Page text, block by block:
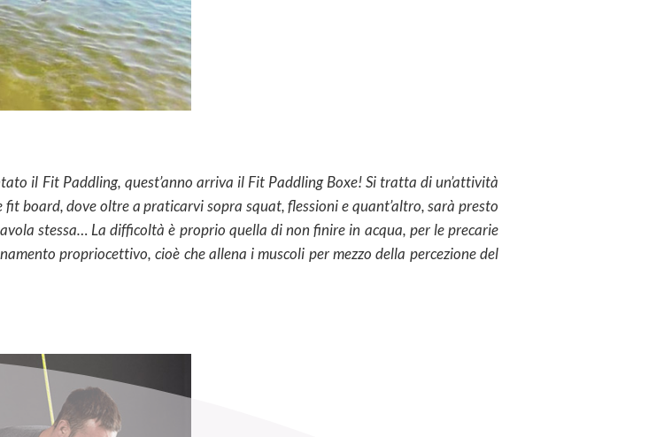
il Fit Paddling, quest’anno arriva il Fit Paddling Boxe! Si tratta di un’attività
board, dove oltre a praticarvi sopra squat, flessioni e quant’altro, sarà presto
stessa… La difficoltà è proprio quella di non finire in acqua, per le precarie
propriocettivo, cioè che allena i muscoli per mezzo della percezione del